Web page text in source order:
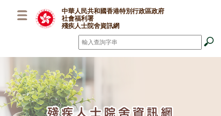
中華人民共和國香港特別行政區政府
社會福利署
殘疾人士院舍資訊網
搜尋*